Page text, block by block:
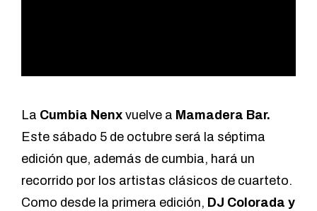
La Cumbia Nenx vuelve a Mamadera Bar.
Este sábado 5 de octubre será la séptima
edición que, además de cumbia, hará un
recorrido por los artistas clásicos de cuarteto.
Como desde la primera edición, DJ Colorada y